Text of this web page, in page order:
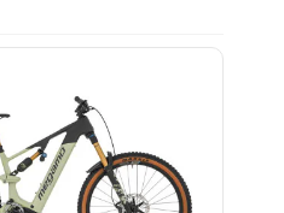
vzduch, 160
Shadow Plus,
spúšťací spínač